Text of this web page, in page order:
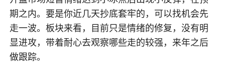
期之内。要是你近几天抄底套牢的，可以找机会先
走一波。板块来看，目前只是情绪的修复，没有明
显进攻，带着耐心去观察哪些走的较强，来年之后
做跟踪。